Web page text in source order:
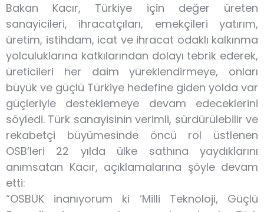
Bakan Kacır, Türkiye için değer üreten
sanayicileri, ihracatçıları, emekçileri yatırım,
üretim, istihdam, icat ve ihracat odaklı kalkınma
yolculuklarına katkılarından dolayı tebrik ederek,
üreticileri her daim yüreklendirmeye, onları
büyük ve güçlü Türkiye hedefine giden yolda var
güçleriyle desteklemeye devam edeceklerini
söyledi. Türk sanayisinin verimli, sürdürülebilir ve
rekabetçi büyümesinde öncü rol üstlenen
OSB’leri 22 yılda ülke sathına yaydıklarını
anımsatan Kacır, açıklamalarına şöyle devam
etti:
“OSBÜK inanıyorum ki ‘Milli Teknoloji, Güçlü